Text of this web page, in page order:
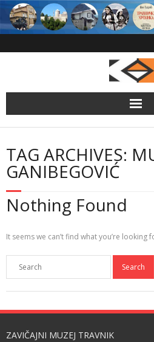
Skip
content
TAG ARCHIVES:
GANIBEGOVIĆ
Nothing Found
It seems we can’t find what you’re looking
ZAVIČAJNI MUZEJ TRAVNIK